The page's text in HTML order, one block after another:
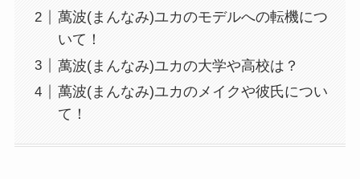
萬波(まんなみ)ユカのモデルへの転機につ
いて！
萬波(まんなみ)ユカの大学や高校は？
萬波(まんなみ)ユカのメイクや彼氏につい
て！